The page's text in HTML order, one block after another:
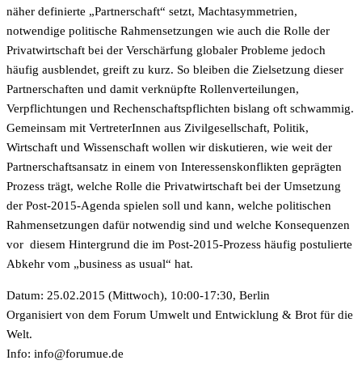
näher definierte „Partnerschaft“ setzt, Machtasymmetrien,
notwendige politische Rahmensetzungen wie auch die Rolle der
Privatwirtschaft bei der Verschärfung globaler Probleme jedoch
häufig ausblendet, greift zu kurz. So bleiben die Zielsetzung dieser
Partnerschaften und damit verknüpfte Rollenverteilungen,
Verpflichtungen und Rechenschaftspflichten bislang oft schwammig.
Gemeinsam mit VertreterInnen aus Zivilgesellschaft, Politik,
Wirtschaft und Wissenschaft wollen wir diskutieren, wie weit der
Partnerschaftsansatz in einem von Interessenskonflikten geprägten
Prozess trägt, welche Rolle die Privatwirtschaft bei der Umsetzung
der Post-2015-Agenda spielen soll und kann, welche politischen
Rahmensetzungen dafür notwendig sind und welche Konsequenzen
vor diesem Hintergrund die im Post-2015-Prozess häufig postulierte
Abkehr vom „business as usual“ hat.
Datum: 25.02.2015 (Mittwoch), 10:00-17:30, Berlin
Organisiert von dem Forum Umwelt und Entwicklung & Brot für die
Welt.
Info: ed.eumurof@ofni